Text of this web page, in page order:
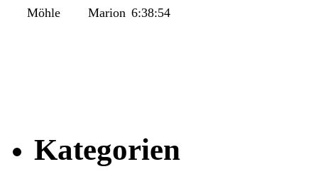
Möhle Marion 6:38:54
Kategorien